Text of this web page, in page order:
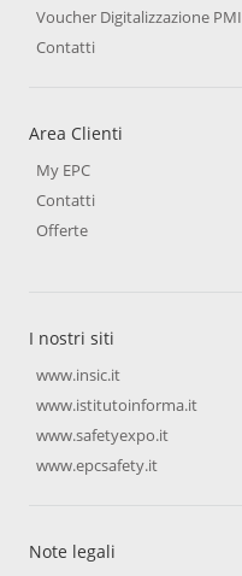
Voucher Digitalizzazione PMI
Contatti
Area Clienti
My EPC
Contatti
Offerte
I nostri siti
www.insic.it
www.istitutoinforma.it
www.safetyexpo.it
www.epcsafety.it
Note legali